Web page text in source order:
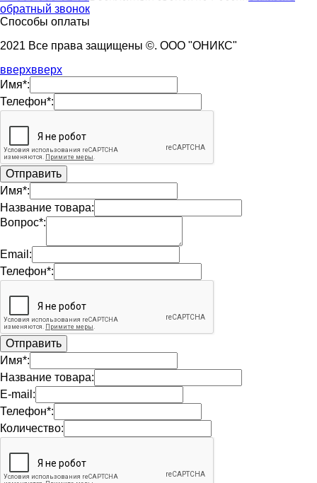
обратный звонок
Способы оплаты
2021 Все права защищены ©. ООО "ОНИКС"
вверхвверх
Имя*:
Телефон*:
Имя*:
Название товара:
Вопрос*:
Email:
Телефон*:
Имя*:
Название товара:
E-mail:
Телефон*:
Количество: